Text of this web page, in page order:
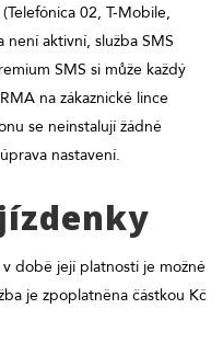
02, T-Mobile,
aktivní, služba SMS
SMS si může každý
na zákaznické lince
se neinstalují žádné
nastavení.
době její platnosti je možné
je zpoplatněna částkou Kč